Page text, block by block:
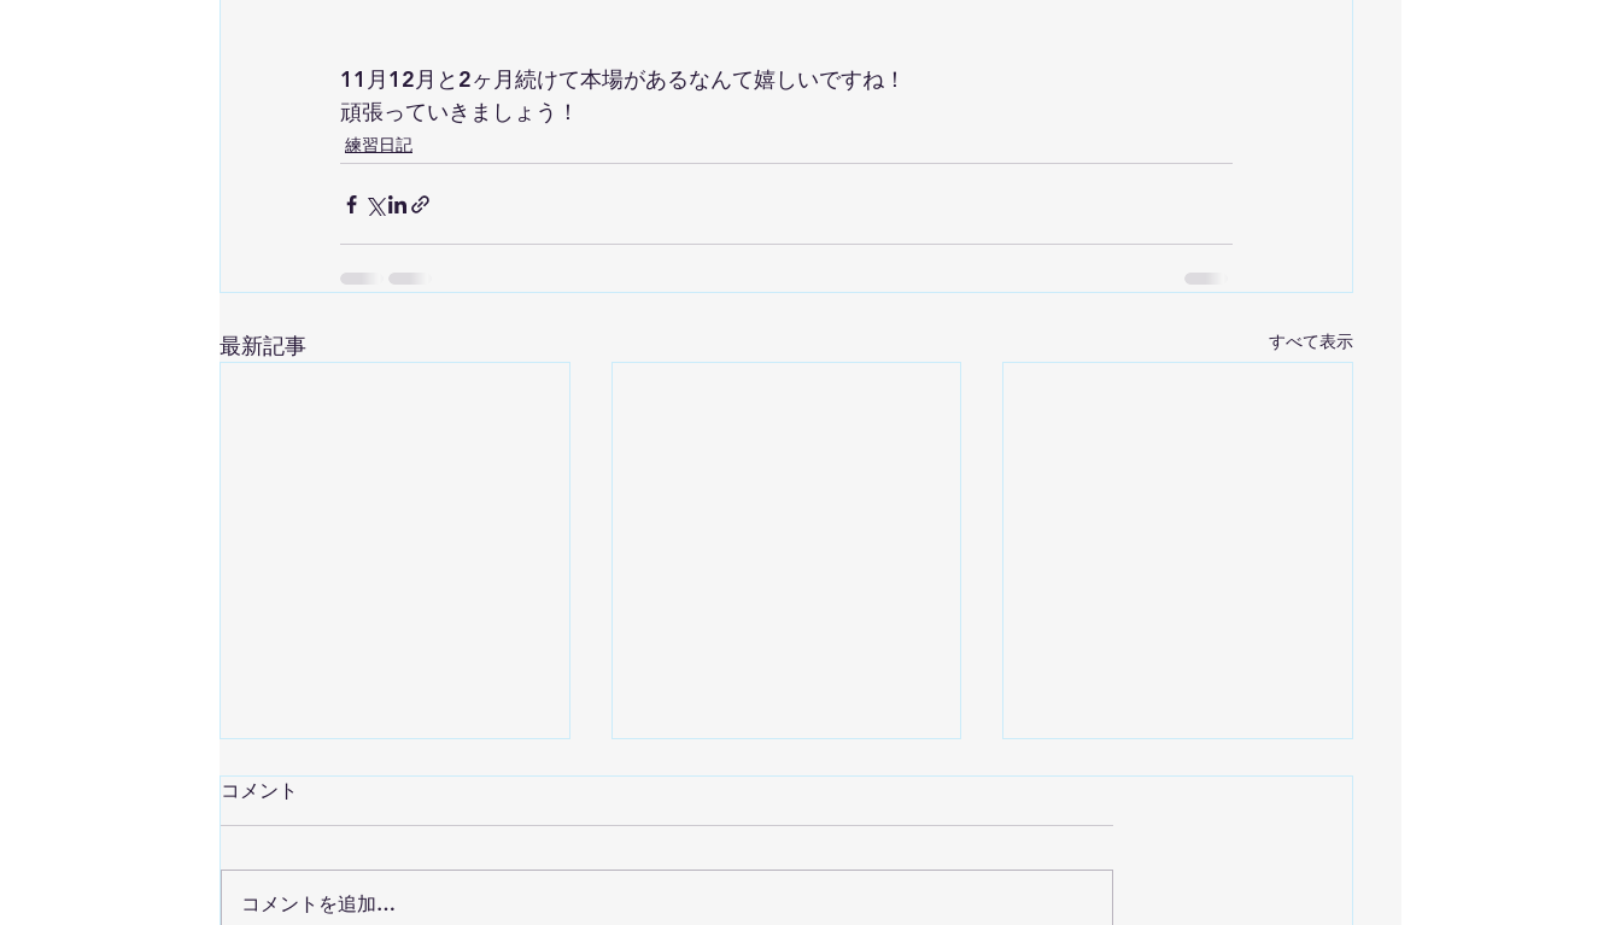
11月12月と2ヶ月続けて本場があるなんて嬉しいですね！
頑張っていきましょう！
練習日記
最新記事 すべて表示
2026/8/1 練習日記
午前中からとてつもない暑さ‼️ 地
の中でも、JBは元気に練習に励
コメント
コメントを追加…